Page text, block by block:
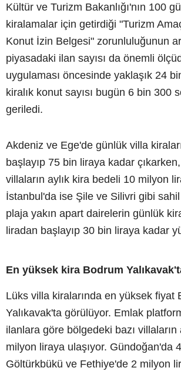
Kültür ve Turizm Bakanlığı'nın 100
kiralamalar için getirdiği "Turizm
Konut İzin Belgesi" zorunluluğunun
piyasadaki ilan sayısı da önemli
uygulaması öncesinde yaklaşık 24
kiralık konut sayısı bugün 6 bin 300
geriledi.
Akdeniz ve Ege'de günlük villa
başlayıp 75 bin liraya kadar
villaların aylık kira bedeli 10 milyon
İstanbul'da ise Şile ve Silivri gibi
plaja yakın apart dairelerin günlük
liradan başlayıp 30 bin liraya kadar
En yüksek kira Bodrum
Lüks villa kiralarında en yüksek fiyat
Yalıkavak'ta görülüyor. Emlak
ilanlara göre bölgedeki bazı villaların
milyon liraya ulaşıyor. Gündoğan'da
Göltürkbükü ve Fethiye'de 2 milyon